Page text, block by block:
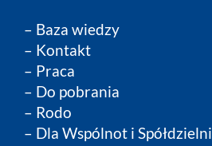
– Baza wiedzy
– Kontakt
– Praca
– Do pobrania
– Rodo
– Dla Wspólnot i Spółdzielni